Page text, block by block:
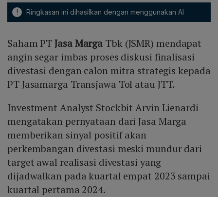
! Ringkasan ini dihasilkan dengan menggunakan AI
Saham PTJasa Marga Tbk (JSMR) mendapat
angin segar imbas proses diskusi finalisasi
divestasi dengan calon mitra strategis kepada
PT Jasamarga Transjawa Tol atau JTT.
Investment Analyst Stockbit Arvin Lienardi
mengatakan pernyataan dari Jasa Marga
memberikan sinyal positif akan
perkembangan divestasi meski mundur dari
target awal realisasi divestasi yang
dijadwalkan pada kuartal empat 2023 sampai
kuartal pertama 2024.